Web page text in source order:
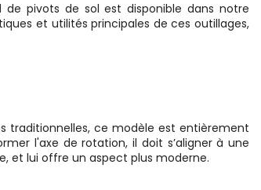
pivots de sol est disponible dans notre
et utilités principales de ces outillages,
traditionnelles, ce modèle est entièrement
l'axe de rotation, il doit s’aligner à une
et lui offre un aspect plus moderne.